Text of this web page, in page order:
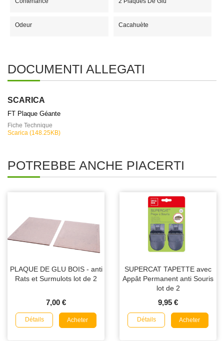
Odeur Cacahuète
DOCUMENTI ALLEGATI
SCARICA
FT Plaque Géante
Fiche Technique
Scarica (148.25KB)
POTREBBE ANCHE PIACERTI
PLAQUE DE GLU BOIS - anti
Rats et Surmulots lot de 2
7,00 €
Détails Acheter
SUPERCAT TAPETTE avec
Appât Permanent anti Souris
lot de 2
9,95 €
Détails Acheter